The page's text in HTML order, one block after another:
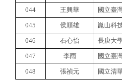
044 王興華 國立臺
045 侯順雄 崑山科
046 石心怡 長庚大
047 李雨 國立臺
048 張禎元 國立清